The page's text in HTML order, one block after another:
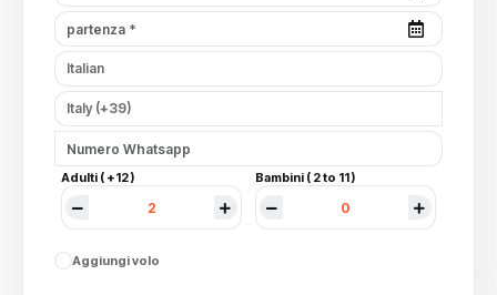
Adulti ( +12 ) Bambini ( 2 to 11 )
Aggiungi volo